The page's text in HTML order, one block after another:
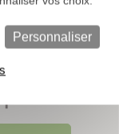
Personnaliser